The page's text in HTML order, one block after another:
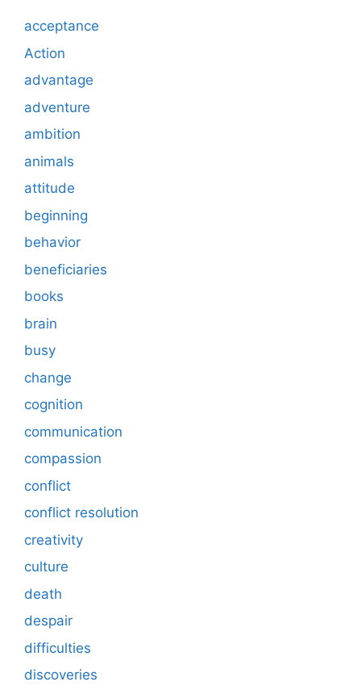
acceptance
Action
advantage
adventure
ambition
animals
attitude
beginning
behavior
beneficiaries
books
brain
busy
change
cognition
communication
compassion
conflict
conflict resolution
creativity
culture
death
despair
difficulties
discoveries